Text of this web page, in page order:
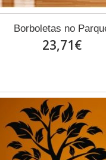
Borboletas no
23,71€